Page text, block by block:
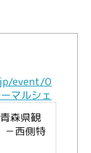
event/0
マルシェ
森県観
－西側特